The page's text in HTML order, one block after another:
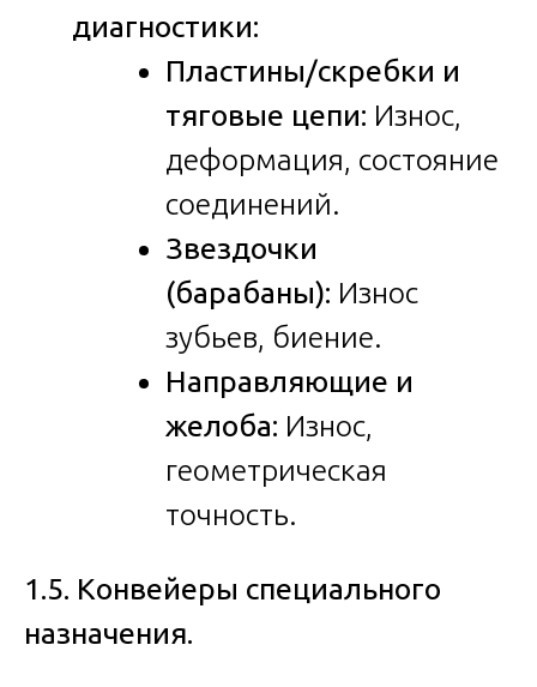
диагностики:
Пластины/скребки и
тяговые цепи: Износ,
деформация, состояние
соединений.
Звездочки
(барабаны): Износ
зубьев, биение.
Направляющие и
желоба: Износ,
геометрическая
точность.
1.5. Конвейеры специального
назначения.